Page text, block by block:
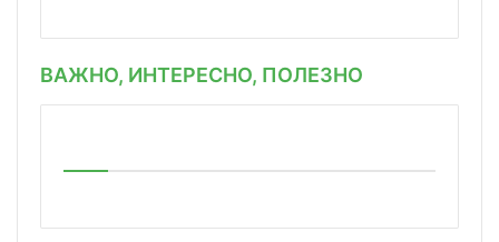
ВАЖНО, ИНТЕРЕСНО, ПОЛЕЗНО